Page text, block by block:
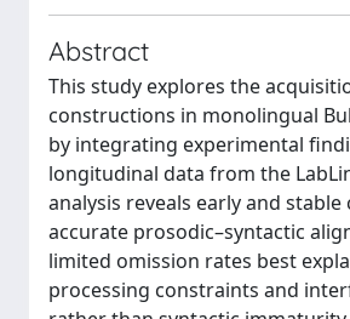
Abstract
This study explores the
constructions in monolingual
by integrating experimental
longitudinal data from the
analysis reveals early and
accurate prosodic–syntactic
limited omission rates best
processing constraints and